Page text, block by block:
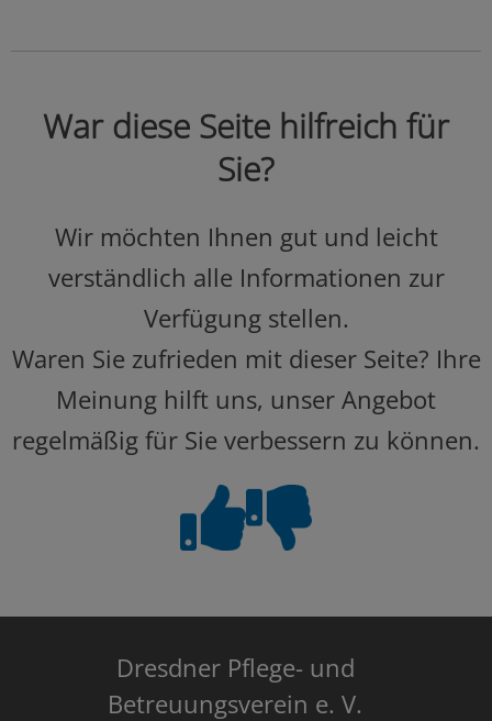
War diese Seite hilfreich für
Sie?
Wir möchten Ihnen gut und leicht
verständlich alle Informationen zur
Verfügung stellen.
Waren Sie zufrieden mit dieser Seite? Ihre
Meinung hilft uns, unser Angebot
regelmäßig für Sie verbessern zu können.
Dresdner Pflege- und
Betreuungsverein e. V.